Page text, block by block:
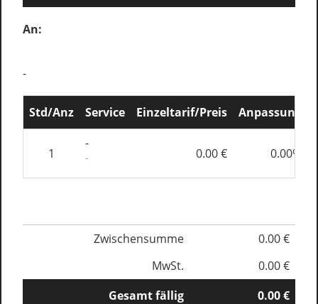
An:
-
Std/Anz Service Einzeltarif/Preis Anpassung
1
-
- 0.00 € 0.00%
Zwischensumme
0.00 €
MwSt.
0.00 €
Gesamt fällig
0.00 €